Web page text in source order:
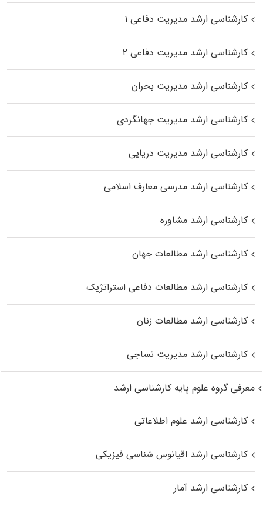
کارشناسی ارشد مدیریت دفاعی ۱
کارشناسی ارشد مدیریت دفاعی ۲
کارشناسی ارشد مدیریت بحران
کارشناسی ارشد مدیریت جهانگردی
کارشناسی ارشد مدیریت دریایی
کارشناسی ارشد مدرسی معارف اسلامی
کارشناسی ارشد مشاوره
کارشناسی ارشد مطالعات جهان
کارشناسی ارشد مطالعات دفاعی استراتژیک
کارشناسی ارشد مطالعات زنان
کارشناسی ارشد مدیریت نساجی
معرفی گروه علوم پایه کارشناسی ارشد
کارشناسی ارشد علوم اطلاعاتی
کارشناسی ارشد اقیانوس‌ شناسی فیزیکی
کارشناسی ارشد آمار